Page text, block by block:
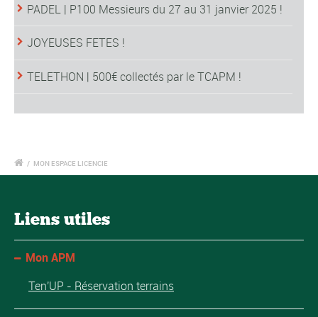
PADEL | P100 Messieurs du 27 au 31 janvier 2025 !
JOYEUSES FETES !
TELETHON | 500€ collectés par le TCAPM !
/ MON ESPACE LICENCIE
Liens utiles
Mon APM
Ten'UP - Réservation terrains